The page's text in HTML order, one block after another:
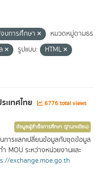
บการศึกษา
หมวดหมู่ตามธร
รูปแบบ:
HTML
เทศไทย
6776 total views
ข้อมูลผู้สำเร็จการศึกษา (ฐานทะเบียน)
นการแลกเปลี่ยนข้อมูลกับชุดข้อมูล
MOU ระหว่างหน่วยงานและ
exchange.moe.go.th